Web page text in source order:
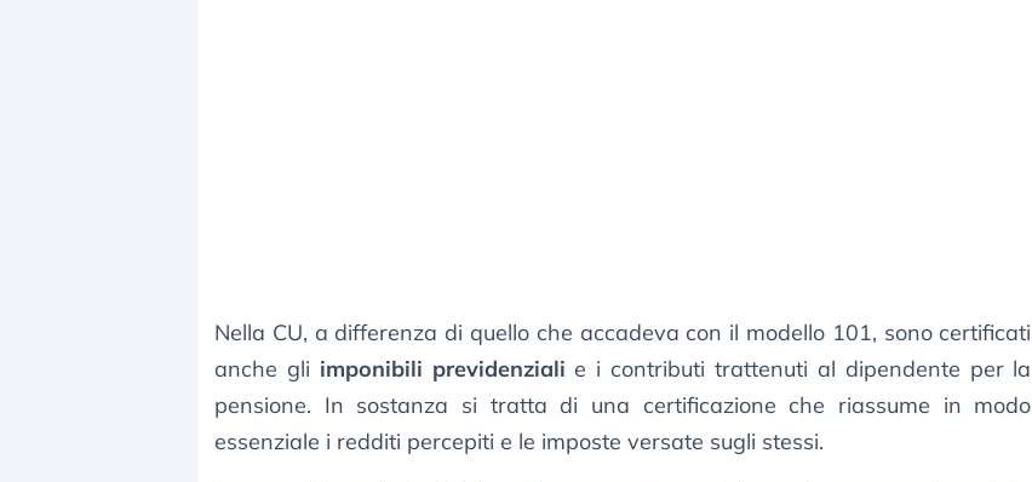
Nella CU, a differenza di quello che accadeva con il modello 101, sono certificati
anche gli imponibili previdenziali e i contributi trattenuti al dipendente per la
pensione. In sostanza si tratta di una certificazione che riassume in modo
essenziale i redditi percepiti e le imposte versate sugli stessi.